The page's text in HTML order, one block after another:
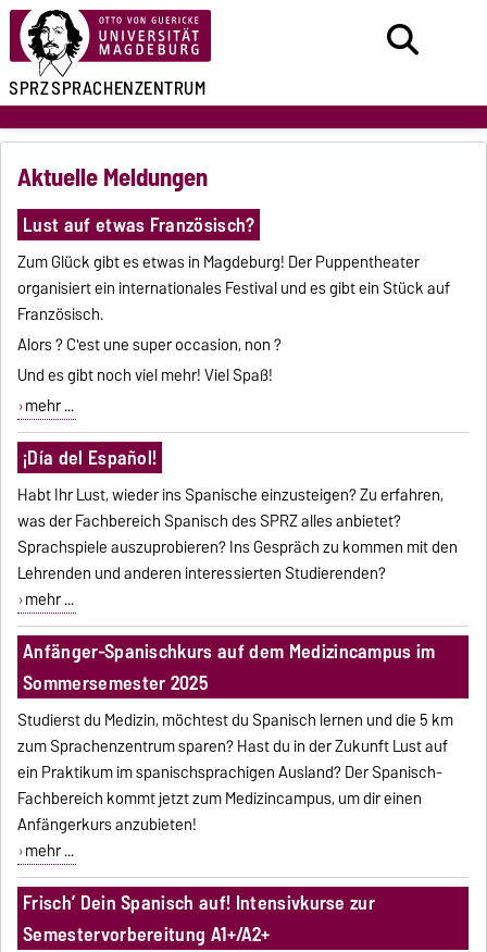
SPRZSPRACHENZENTRUM
Aktuelle Meldungen
Lust auf etwas Französisch?
Zum Glück gibt es etwas in Magdeburg! Der Puppentheater
organisiert ein internationales Festival und es gibt ein Stück auf
Französisch.
Alors ? C'est une super occasion, non ?
Und es gibt noch viel mehr! Viel Spaß!
mehr ...
¡Día del Español!
Habt Ihr Lust, wieder ins Spanische einzusteigen? Zu erfahren,
was der Fachbereich Spanisch des SPRZ alles anbietet?
Sprachspiele auszuprobieren? Ins Gespräch zu kommen mit den
Lehrenden und anderen interessierten Studierenden?
mehr ...
Anfänger-Spanischkurs auf dem Medizincampus im
Sommersemester 2025
Studierst du Medizin, möchtest du Spanisch lernen und die 5 km
zum Sprachenzentrum sparen? Hast du in der Zukunft Lust auf
ein Praktikum im spanischsprachigen Ausland? Der Spanisch-
Fachbereich kommt jetzt zum Medizincampus, um dir einen
Anfängerkurs anzubieten!
mehr ...
Frisch’ Dein Spanisch auf! Intensivkurse zur
Semestervorbereitung A1+/A2+